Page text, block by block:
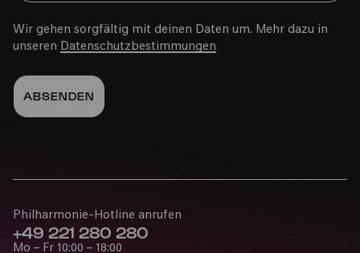
Wir gehen sorgfältig mit deinen Daten um. Mehr dazu in
unseren Datenschutzbestimmungen
Philharmonie-Hotline anrufen
+49 221 280 280
Mo – Fr 10:00 – 18:00